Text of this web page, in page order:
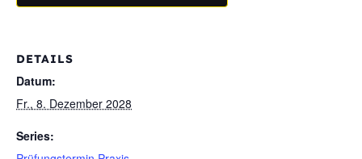
DETAILS
Datum:
Fr., 8. Dezember 2028
Series: